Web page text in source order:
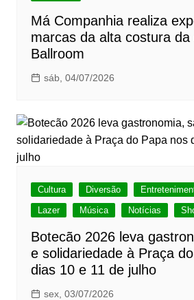
Má Companhia realiza
marcas da alta costura da
Ballroom
sáb, 04/07/2026
Cultura Diversão
Lazer
Música Notícias
Botecão 2026 leva
e solidariedade à Praça
dias 10 e 11 de julho
sex, 03/07/2026